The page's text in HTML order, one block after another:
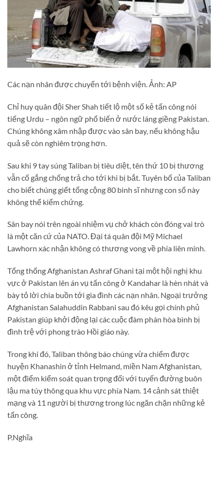
Các nạn nhân được chuyển tới bệnh viện. Ảnh: AP
Chỉ huy quân đội Sher Shah tiết lộ một số kẻ tấn công nói
tiếng Urdu – ngôn ngữ phổ biến ở nước láng giềng Pakistan.
Chúng không xâm nhập được vào sân bay, nếu không hậu
quả sẽ còn nghiêm trọng hơn.
Sau khi 9 tay súng Taliban bị tiêu diệt, tên thứ 10 bị thương
vẫn cố gắng chống trả cho tới khi bị bắt. Tuyên bố của Taliban
cho biết chúng giết tổng cộng 80 binh sĩ nhưng con số này
không thể kiểm chứng.
Sân bay nói trên ngoài nhiệm vụ chở khách còn đóng vai trò
là một căn cứ của NATO. Đại tá quân đội Mỹ Michael
Lawhorn xác nhận không có thương vong về phía liên minh.
Tổng thống Afghanistan Ashraf Ghani tại một hội nghị khu
vực ở Pakistan lên án vụ tấn công ở Kandahar là hèn nhát và
bày tỏ lời chia buồn tới gia đình các nạn nhân. Ngoại trưởng
Afghanistan Salahuddin Rabbani sau đó kêu gọi chính phủ
Pakistan giúp khởi động lại các cuộc đàm phán hòa bình bị
đình trệ với phong trào Hồi giáo này.
Trong khi đó, Taliban thông báo chúng vừa chiếm được
huyện Khanashin ở tỉnh Helmand, miền Nam Afghanistan,
một điểm kiểm soát quan trọng đối với tuyến đường buôn
lậu ma túy thông qua khu vực phía Nam. 14 cảnh sát thiệt
mạng và 11 người bị thương trong lúc ngăn chặn những kẻ
tấn công.
P.Nghĩa